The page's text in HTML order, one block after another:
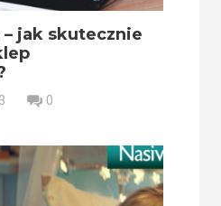
jak skutecznie
0